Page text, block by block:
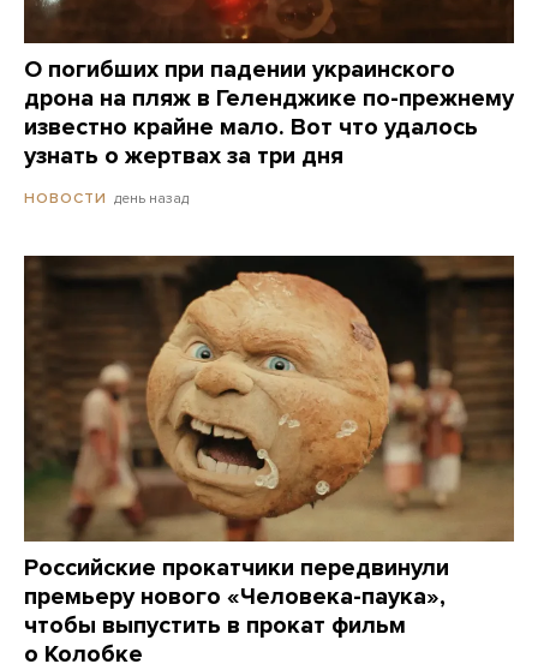
О погибших при падении украинского
дрона на пляж в Геленджике по-прежнему
известно крайне мало. Вот что удалось
узнать о жертвах за три дня
НОВОСТИ день назад
Российские прокатчики передвинули
премьеру нового «Человека-паука»,
чтобы выпустить в прокат фильм
о Колобке